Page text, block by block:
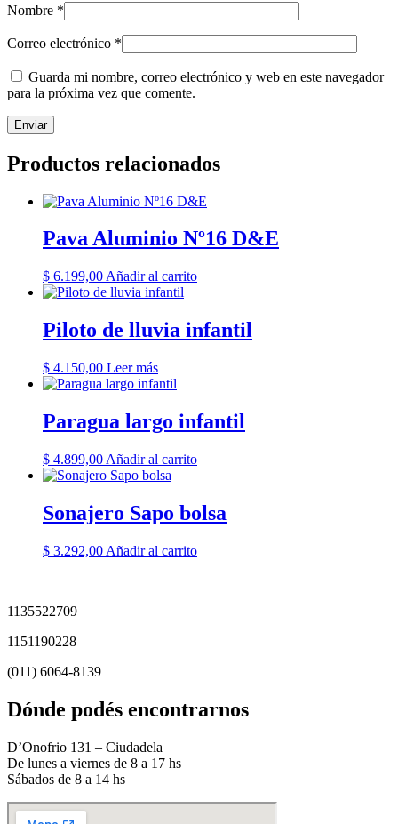
Nombre *
Correo electrónico *
Guarda mi nombre, correo electrónico y web en este navegador
para la próxima vez que comente.
Productos relacionados
Pava Aluminio Nº16 D&E
$ 6.199,00 Añadir al carrito
Piloto de lluvia infantil
$ 4.150,00 Leer más
Paragua largo infantil
$ 4.899,00 Añadir al carrito
Sonajero Sapo bolsa
$ 3.292,00 Añadir al carrito
1135522709
1151190228
(011) 6064-8139
Dónde podés encontrarnos
D’Onofrio 131 – Ciudadela
De lunes a viernes de 8 a 17 hs
Sábados de 8 a 14 hs